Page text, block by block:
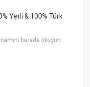
Yerli & 100% Türk
burada okuyun: